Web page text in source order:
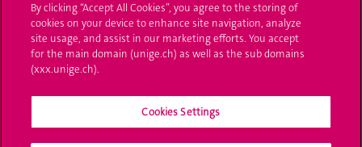
UNIGE Mobile
Médias
Offres d'emploi
By clicking “Accept All Cookies”, you agree to the storing of
cookies on your device to enhance site navigation, analyze
site usage, and assist in our marketing efforts. You accept
for the main domain (unige.ch) as well as the sub domains
(xxx.unige.ch).
Cookies Settings